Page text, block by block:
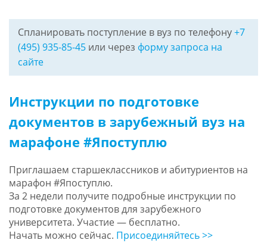
Спланировать поступление в вуз по телефону+7
(495) 935-85-45или через форму запроса на
сайте
Инструкции по подготовке
документов в зарубежный вуз на
марафоне #Япоступлю
Приглашаем старшеклассников и абитуриентов на
марафон #Япоступлю.
За 2 недели получите подробные инструкции по
подготовке документов для зарубежного
университета. Участие — бесплатно.
Начать можно сейчас. Присоединяйтесь >>